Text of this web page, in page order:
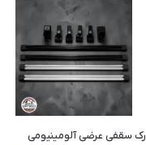
رک سقفی عرضی آلومینیومی